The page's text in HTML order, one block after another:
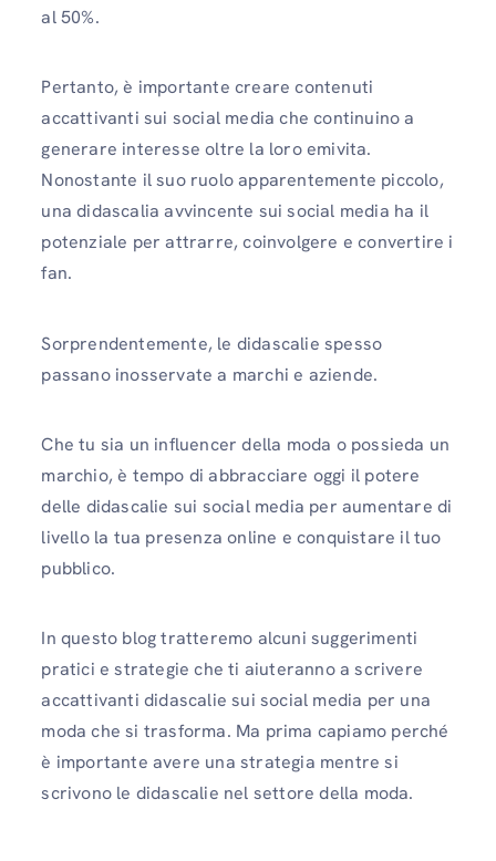
al 50%.
Pertanto, è importante creare contenuti
accattivanti sui social media che continuino a
generare interesse oltre la loro emivita.
Nonostante il suo ruolo apparentemente piccolo,
una didascalia avvincente sui social media ha il
potenziale per attrarre, coinvolgere e convertire i
fan.
Sorprendentemente, le didascalie spesso
passano inosservate a marchi e aziende.
Che tu sia un influencer della moda o possieda un
marchio, è tempo di abbracciare oggi il potere
delle didascalie sui social media per aumentare di
livello la tua presenza online e conquistare il tuo
pubblico.
In questo blog tratteremo alcuni suggerimenti
pratici e strategie che ti aiuteranno a scrivere
accattivanti didascalie sui social media per una
moda che si trasforma. Ma prima capiamo perché
è importante avere una strategia mentre si
scrivono le didascalie nel settore della moda.